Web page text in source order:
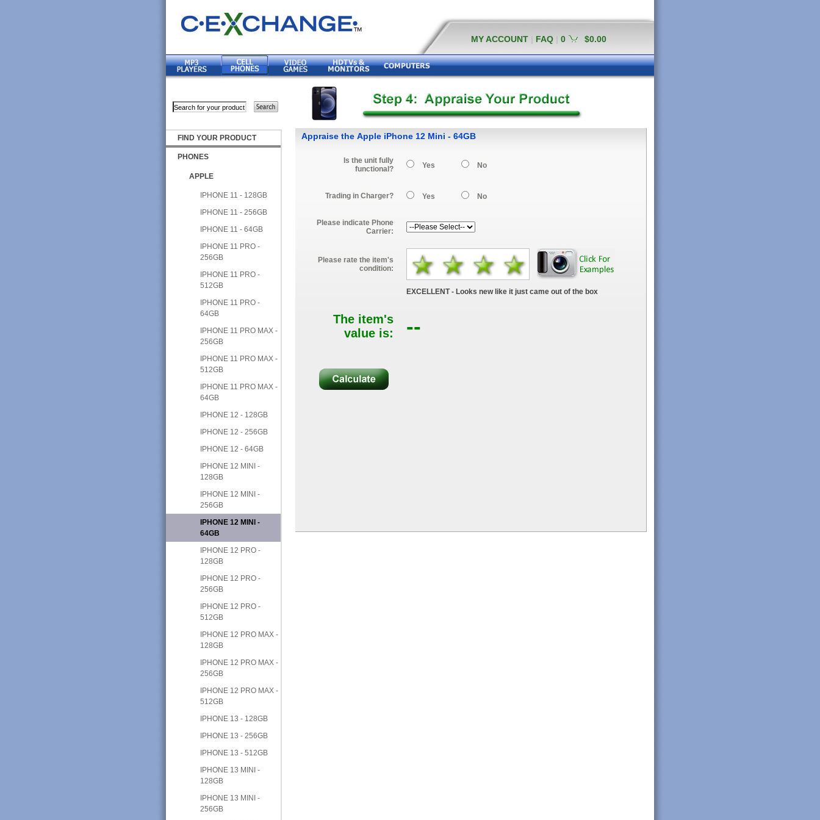
MY ACCOUNT FAQ 0 $0.00
FIND YOUR PRODUCT
PHONES
APPLE
IPHONE 11 - 128GB
IPHONE 11 - 256GB
IPHONE 11 - 64GB
IPHONE 11 PRO -
256GB
IPHONE 11 PRO -
512GB
IPHONE 11 PRO -
64GB
IPHONE 11 PRO MAX -
256GB
IPHONE 11 PRO MAX -
512GB
IPHONE 11 PRO MAX -
64GB
IPHONE 12 - 128GB
IPHONE 12 - 256GB
IPHONE 12 - 64GB
IPHONE 12 MINI -
128GB
IPHONE 12 MINI -
256GB
IPHONE 12 MINI -
64GB
IPHONE 12 PRO -
128GB
IPHONE 12 PRO -
256GB
IPHONE 12 PRO -
512GB
IPHONE 12 PRO MAX -
128GB
IPHONE 12 PRO MAX -
256GB
IPHONE 12 PRO MAX -
512GB
IPHONE 13 - 128GB
IPHONE 13 - 256GB
IPHONE 13 - 512GB
IPHONE 13 MINI -
128GB
IPHONE 13 MINI -
256GB
Appraise the Apple iPhone 12 Mini - 64GB
Is the unit fully
functional?
Yes No
Trading in Charger? Yes No
Please indicate Phone
Carrier:
Please rate the item's
condition:
EXCELLENT - Looks new like it just came out of the box
The item's
value is:
--